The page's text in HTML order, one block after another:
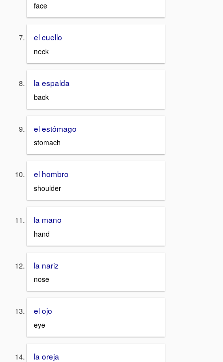
face
el cuello
neck
la espalda
back
el estómago
stomach
el hombro
shoulder
la mano
hand
la nariz
nose
el ojo
eye
la oreja